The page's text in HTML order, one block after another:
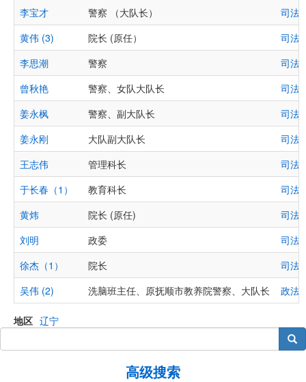
李宝才
警察 （大队长）
司法
黄伟 (3)
院长 (原任）
司法
李思潮
警察
司法
曾秋艳
警察、女队大队长
司法
姜永枫
警察、副大队长
司法
姜永刚
大队副大队长
司法
王志伟
管理科长
司法
于长春（1）
教育科长
司法
黄炜
院长 (原任)
司法
刘明
政委
司法
徐杰（1）
院长
司法
吴伟 (2)
洗脑班主任、原抚顺市教养院警察、大队长 政法
地区 辽宁
搜索
高级搜索